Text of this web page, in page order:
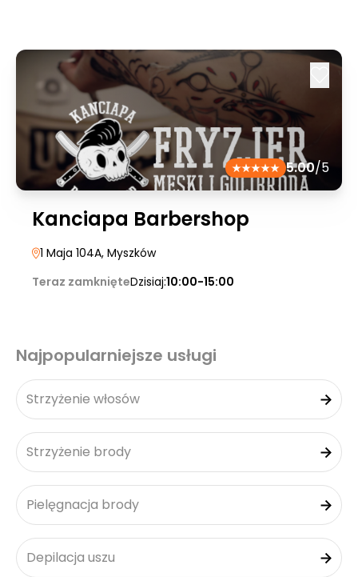
5.00/5
Kanciapa Barbershop
1 Maja 104A, Myszków
Teraz zamknięteDzisiaj:10:00-15:00
Najpopularniejsze usługi
Strzyżenie włosów
Strzyżenie brody
Pielęgnacja brody
Depilacja uszu